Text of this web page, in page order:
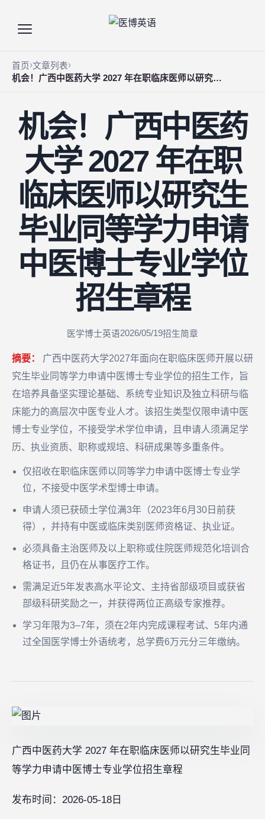
首页 文章列表
机会！广西中医药大学 2027 年在职临床医师以研究生毕业同等学力申请中医博士专业学位招生章程
机会！广西中医药
大学 2027 年在职
临床医师以研究生
毕业同等学力申请
中医博士专业学位
招生章程
医学博士英语2026/05/19招生简章
摘要：
广西中医药大学2027年面向在职临床医师开展以研
究生毕业同等学力申请中医博士专业学位的招生工作，旨
在培养具备坚实理论基础、系统专业知识及独立科研与临
床能力的高层次中医专业人才。该招生类型仅限申请中医
博士专业学位，不接受学术学位申请，且申请人须满足学
历、执业资质、职称或规培、科研成果等多重条件。
仅招收在职临床医师以同等学力申请中医博士专业学
位，不接受中医学术型博士申请。
申请人须已获硕士学位满3年（2023年6月30日前获
得），并持有中医或临床类别医师资格证、执业证。
必须具备主治医师及以上职称或住院医师规范化培训合
格证书，且仍在从事医疗工作。
需满足近5年发表高水平论文、主持省部级项目或获省
部级科研奖励之一，并获得两位正高级专家推荐。
学习年限为3–7年，须在2年内完成课程考试、5年内通
过全国医学博士外语统考，总学费6万元分三年缴纳。
广西中医药大学 2027 年在职临床医师以研究生毕业同
等学力申请中医博士专业学位招生章程
发布时间：2026-05-18日